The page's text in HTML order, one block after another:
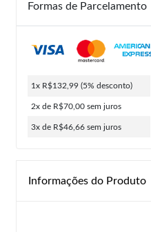
Formas de Parcelamento
1x R$132,99 (5% desconto)
2x de R$70,00 sem juros
3x de R$46,66 sem juros
Informações do Produto